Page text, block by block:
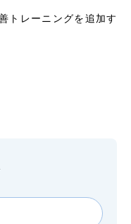
支払いは2027
トレーニングを追加す